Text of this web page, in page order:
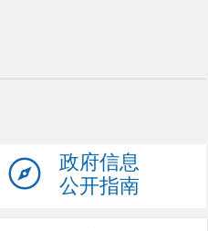
政府信息
公开指南